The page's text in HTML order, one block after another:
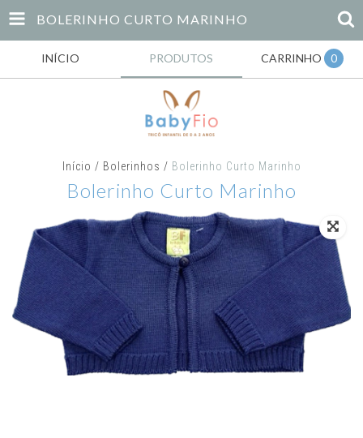
BOLERINHO CURTO MARINHO
INÍCIO PRODUTOS CARRINHO 0
Início / Bolerinhos / Bolerinho Curto Marinho
Bolerinho Curto Marinho